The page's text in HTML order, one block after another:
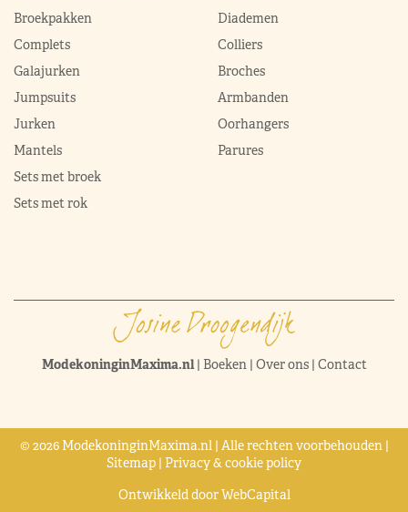
Broekpakken
Complets
Galajurken
Jumpsuits
Jurken
Mantels
Sets met broek
Sets met rok
Diademen
Colliers
Broches
Armbanden
Oorhangers
Parures
ModekoninginMaxima.nl| Boeken | Over ons| Contact
© 2026 ModekoninginMaxima.nl | Alle rechten voorbehouden |
Sitemap | Privacy & cookie policy
Ontwikkeld doorWebCapital